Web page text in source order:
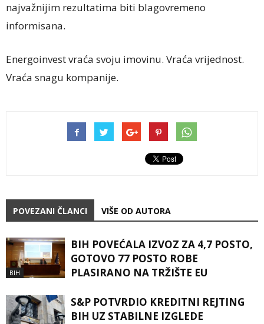
najvažnijim rezultatima biti blagovremeno
informisana.
Energoinvest vraća svoju imovinu. Vraća vrijednost.
Vraća snagu kompanije.
POVEZANI ČLANCI VIŠE OD AUTORA
BIH
BIH POVEĆALA IZVOZ ZA 4,7 POSTO,
GOTOVO 77 POSTO ROBE
PLASIRANO NA TRŽIŠTE EU
S&P POTVRDIO KREDITNI REJTING
BIH UZ STABILNE IZGLEDE